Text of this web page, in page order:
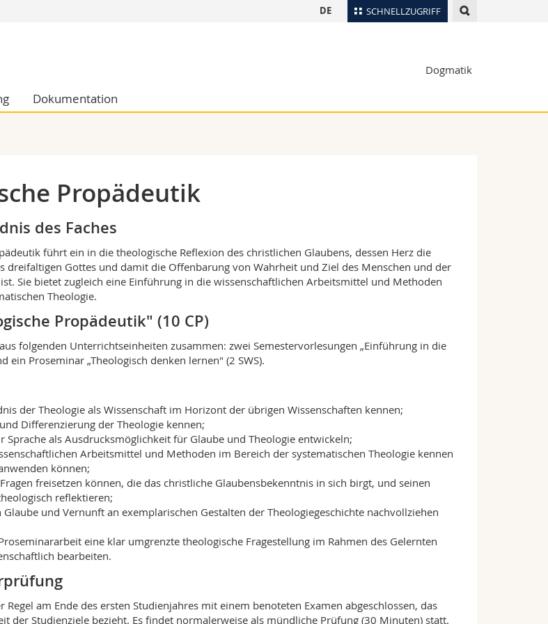
SCHNELLZUGRIFF
Fak.
Forschende
Webmail
DE
Dogmatik
Dokumentation
Propädeutik
des Faches
führt ein in die theologische Reflexion des christlichen Glaubens, dessen Herz die
dreifaltigen Gottes und damit die Offenbarung von Wahrheit und Ziel des Menschen und der
Sie bietet zugleich eine Einführung in die wissenschaftlichen Arbeitsmittel und Methoden
Theologie.
Propädeutik" (10 CP)
folgenden Unterrichtseinheiten zusammen: zwei Semestervorlesungen „Einführung in die
ein Proseminar „Theologisch denken lernen" (2 SWS).
der Theologie als Wissenschaft im Horizont der übrigen Wissenschaften kennen;
Differenzierung der Theologie kennen;
Sprache als Ausdrucksmöglichkeit für Glaube und Theologie entwickeln;
Arbeitsmittel und Methoden im Bereich der systematischen Theologie kennen
können;
freisetzen können, die das christliche Glaubensbekenntnis in sich birgt, und seinen
reflektieren;
Glaube und Vernunft an exemplarischen Gestalten der Theologiegeschichte nachvollziehen
eine klar umgrenzte theologische Fragestellung im Rahmen des Gelernten
bearbeiten.
am Ende des ersten Studienjahres mit einem benoteten Examen abgeschlossen, das
der Studienziele bezieht. Es findet normalerweise als mündliche Prüfung (30 Minuten) statt.